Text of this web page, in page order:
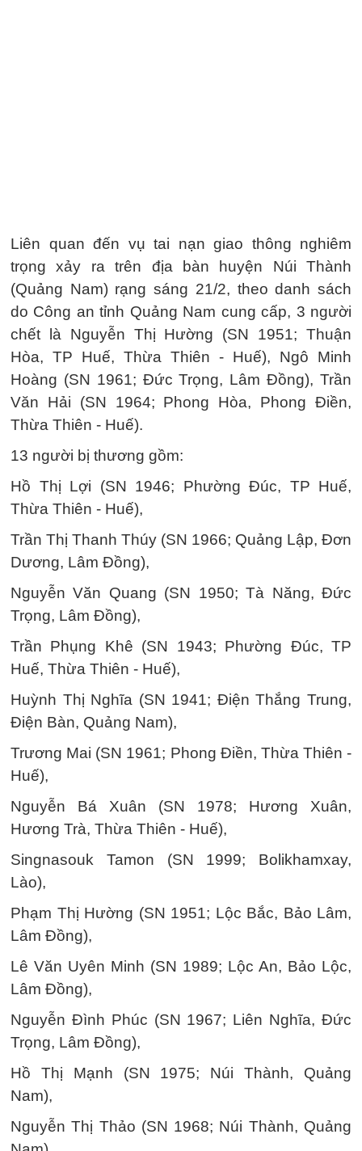
Liên quan đến vụ tai nạn giao thông nghiêm
trọng xảy ra trên địa bàn huyện Núi Thành
(Quảng Nam) rạng sáng 21/2, theo danh sách
do Công an tỉnh Quảng Nam cung cấp, 3 người
chết là Nguyễn Thị Hường (SN 1951; Thuận
Hòa, TP Huế, Thừa Thiên - Huế), Ngô Minh
Hoàng (SN 1961; Đức Trọng, Lâm Đồng), Trần
Văn Hải (SN 1964; Phong Hòa, Phong Điền,
Thừa Thiên - Huế).
13 người bị thương gồm:
Hồ Thị Lợi (SN 1946; Phường Đúc, TP Huế,
Thừa Thiên - Huế),
Trần Thị Thanh Thúy (SN 1966; Quảng Lập, Đơn
Dương, Lâm Đồng),
Nguyễn Văn Quang (SN 1950; Tà Năng, Đức
Trọng, Lâm Đồng),
Trần Phụng Khê (SN 1943; Phường Đúc, TP
Huế, Thừa Thiên - Huế),
Huỳnh Thị Nghĩa (SN 1941; Điện Thắng Trung,
Điện Bàn, Quảng Nam),
Trương Mai (SN 1961; Phong Điền, Thừa Thiên -
Huế),
Nguyễn Bá Xuân (SN 1978; Hương Xuân,
Hương Trà, Thừa Thiên - Huế),
Singnasouk Tamon (SN 1999; Bolikhamxay,
Lào),
Phạm Thị Hường (SN 1951; Lộc Bắc, Bảo Lâm,
Lâm Đồng),
Lê Văn Uyên Minh (SN 1989; Lộc An, Bảo Lộc,
Lâm Đồng),
Nguyễn Đình Phúc (SN 1967; Liên Nghĩa, Đức
Trọng, Lâm Đồng),
Hồ Thị Mạnh (SN 1975; Núi Thành, Quảng
Nam),
Nguyễn Thị Thảo (SN 1968; Núi Thành, Quảng